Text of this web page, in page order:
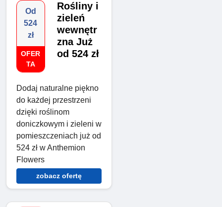
Od
524
zł
OFER
TA
Rośliny i
zieleń
wewnętr
zna Już
od 524 zł
Dodaj naturalne piękno
do każdej przestrzeni
dzięki roślinom
doniczkowym i zieleni w
pomieszczeniach już od
524 zł w Anthemion
Flowers
zobacz ofertę